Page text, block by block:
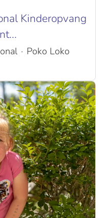
Kinderopvang
· Poko Loko